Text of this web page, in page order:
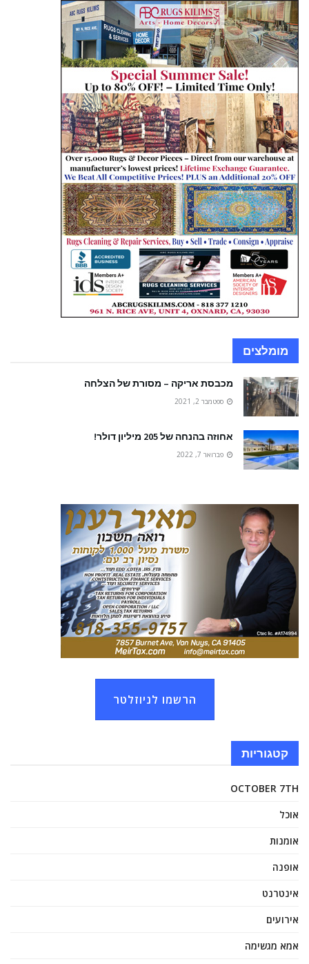
מומלצים
מכבסת אריקה – מסורת של הצלחה
ספטמבר 2, 2021
אחוזה בהנחה של 205 מיליון דולר!
פברואר 7, 2022
הרשמו לניוזלטר
קטגוריות
OCTOBER 7TH
אוכל
אומנות
אופנה
אינטרנט
אירועים
אמא מגשימה